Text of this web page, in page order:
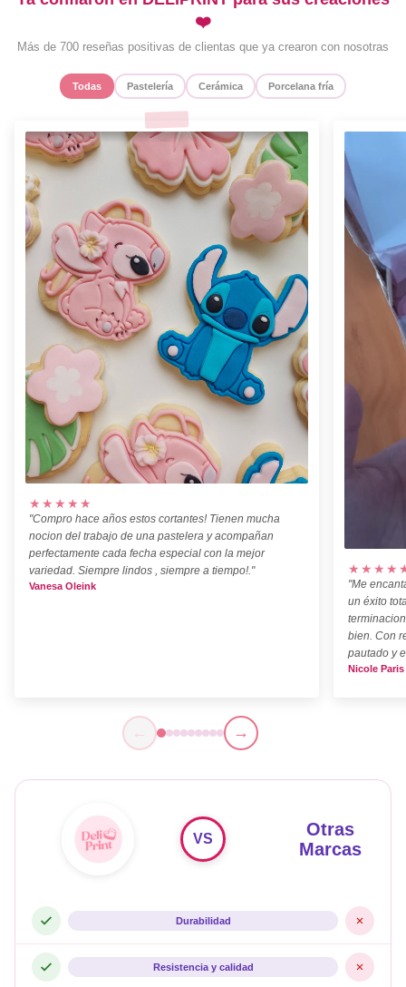
❤️
Más de 700 reseñas positivas de clientas que ya crearon con nosotras
Todas Pastelería Cerámica Porcelana fría
★★★★★
"Compro hace años estos cortantes! Tienen mucha
nocion del trabajo de una pastelera y acompañan
perfectamente cada fecha especial con la mejor
variedad. Siempre lindos , siempre a tiempo!."
Vanesa Oleink
"Me
un éxito
bien. Con
pautado y
Nicole Paris
← →
Otras
Marcas
VS
Durabilidad
Resistencia y calidad